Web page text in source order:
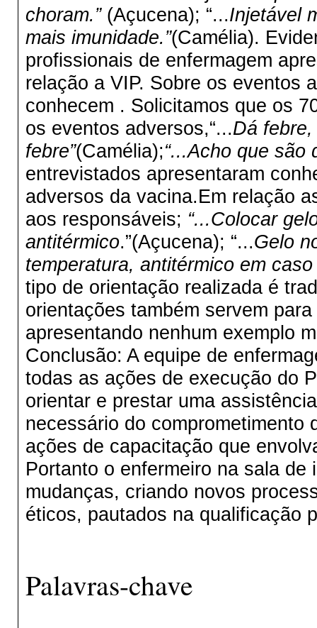
choram.”(Açucena); “...Injetável
mais imunidade.”(Camélia).
profissionais de enfermagem
relação a VIP. Sobre os eventos
conhecem . Solicitamos que os
os eventos adversos,“...Dá
febre”(Camélia);“...Acho que são
entrevistados apresentaram
adversos da vacina.Em relação
aos responsáveis; “...Colocar
antitérmico.”(Açucena); “...Gelo
temperatura, antitérmico em
tipo de orientação realizada é
orientações também servem
apresentando nenhum exemplo
Conclusão: A equipe de
todas as ações de execução do
orientar e prestar uma
necessário do comprometimento
ações de capacitação que
Portanto o enfermeiro na sala
mudanças, criando novos
éticos, pautados na qualificação
Palavras-chave